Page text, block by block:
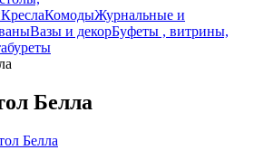
КреслаКомодыЖурнальные и
Вазы и декорБуфеты , витрины,
Белла